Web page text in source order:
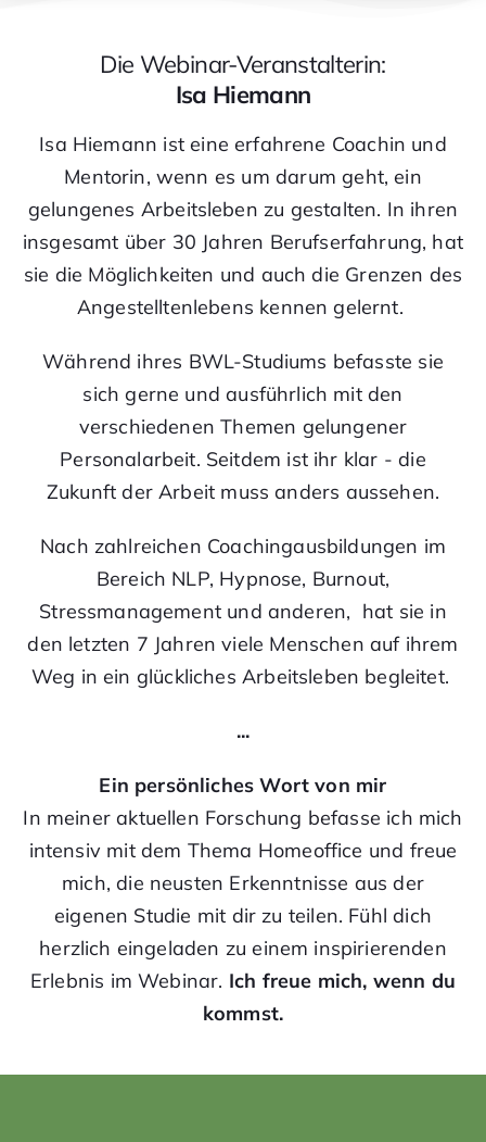
Die Webinar-Veranstalterin:
Isa Hiemann
Isa Hiemann ist eine erfahrene Coachin und
Mentorin, wenn es um darum geht, ein
gelungenes Arbeitsleben zu gestalten. In ihren
insgesamt über 30 Jahren Berufserfahrung, hat
sie die Möglichkeiten und auch die Grenzen des
Angestelltenlebens kennen gelernt.
Während ihres BWL-Studiums befasste sie
sich gerne und ausführlich mit den
verschiedenen Themen gelungener
Personalarbeit. Seitdem ist ihr klar - die
Zukunft der Arbeit muss anders aussehen.
Nach zahlreichen Coachingausbildungen im
Bereich NLP, Hypnose, Burnout,
Stressmanagement und anderen, hat sie in
den letzten 7 Jahren viele Menschen auf ihrem
Weg in ein glückliches Arbeitsleben begleitet.
...
Ein persönliches Wort von mir
In meiner aktuellen Forschung befasse ich mich
intensiv mit dem Thema Homeoffice und freue
mich, die neusten Erkenntnisse aus der
eigenen Studie mit dir zu teilen. Fühl dich
herzlich eingeladen zu einem inspirierenden
Erlebnis im Webinar. Ich freue mich, wenn du
kommst.